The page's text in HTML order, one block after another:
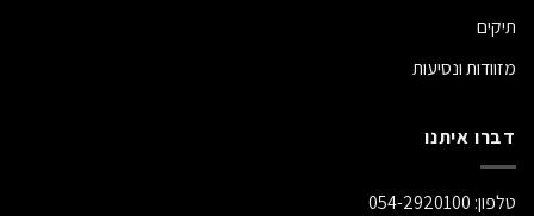
תיקים
מזוודות ונסיעות
דברו איתנו
טלפון: 054-2920100